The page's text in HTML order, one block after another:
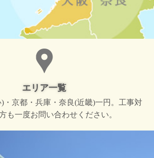
エリア一覧
・京都・兵庫・奈良(近畿)一円。工事対
も一度お問い合わせください。